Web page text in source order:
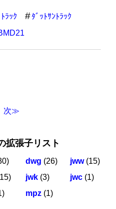
ﾗｯｸ
ﾀﾞｯﾄｻﾝﾄﾗｯｸ
次≫
拡張子リスト
dwg (26) jww(15)
jwk (3) jwc (1)
mpz (1)